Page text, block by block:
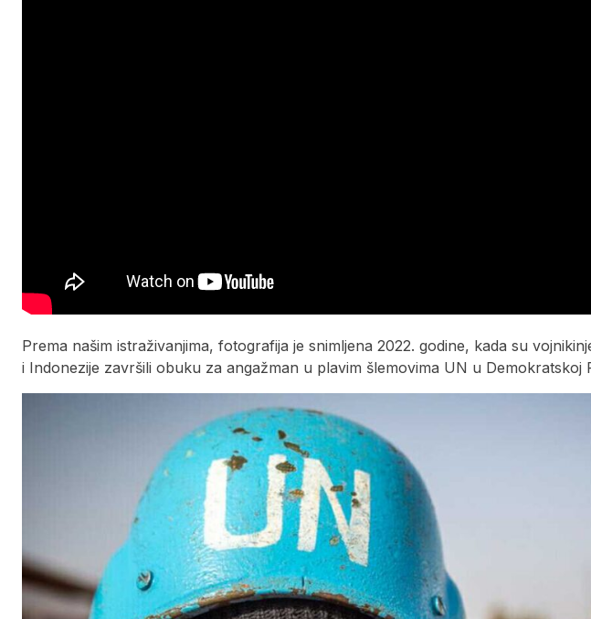
Prema našim istraživanjima, fotografija je snimljena 2022. godine, kada su
i Indonezije završili obuku za angažman u plavim šlemovima UN u Demokratskoj